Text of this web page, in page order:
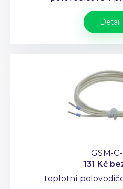
Detail
GSM-
131 Kč
teplotní